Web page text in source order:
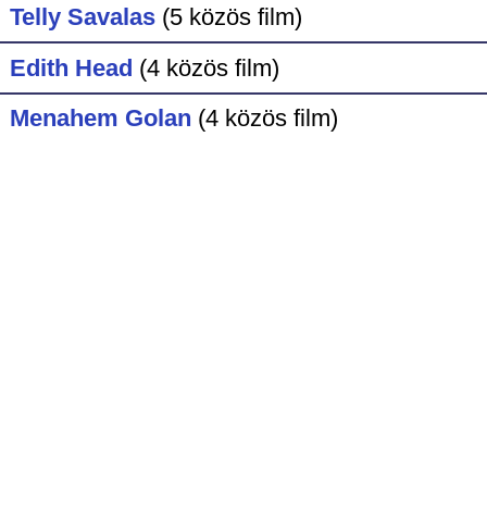
Telly Savalas (5 közös film)
Edith Head (4 közös film)
Menahem Golan (4 közös film)